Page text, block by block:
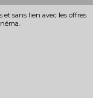
sans lien avec les offres